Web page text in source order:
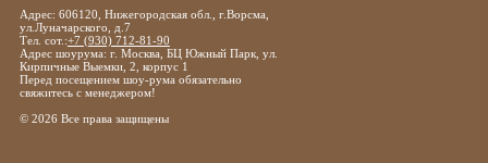
Адрес: 606120, Нижегородская обл., г.Ворсма,
ул.Луначарского, д.7
Тел. сот.:+7 (930) 712-81-90
Адрес шоурума: г. Москва, БЦ Южный Парк, ул.
Кирпичные Выемки, 2, корпус 1
Перед посещением шоу-рума обязательно
свяжитесь с менеджером!
© 2026 Все права защищены